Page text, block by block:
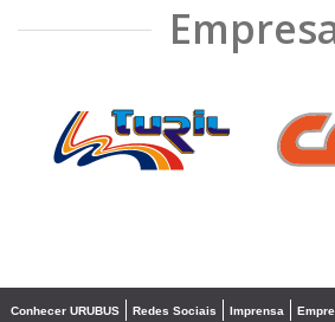
❮
Conhecer URUBUS Redes Sociais Imprensa